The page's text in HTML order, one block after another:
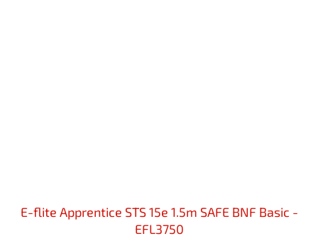
E-flite Apprentice STS 15e 1.5m SAFE BNF Basic -
EFL3750